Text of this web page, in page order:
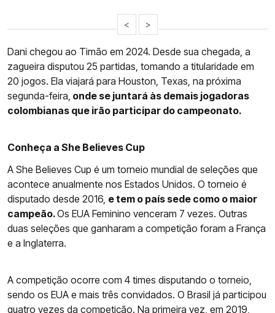
< >
Dani chegou ao Timão em 2024. Desde sua chegada, a
zagueira disputou 25 partidas, tomando a titularidade em
20 jogos. Ela viajará para Houston, Texas, na próxima
segunda-feira, onde se juntará às demais jogadoras
colombianas que irão participar do campeonato.
Conheça a She Believes Cup
A She Believes Cup é um torneio mundial de seleções que
acontece anualmente nos Estados Unidos. O torneio é
disputado desde 2016, e tem o país sede como o maior
campeão.Os EUA Feminino venceram 7 vezes. Outras
duas seleções que ganharam a competição foram a França
e a Inglaterra.
A competição ocorre com 4 times disputando o torneio,
sendo os EUA e mais três convidados. O Brasil já participou
quatro vezes da competição. Na primeira vez, em 2019,